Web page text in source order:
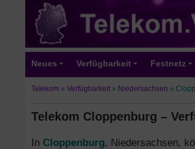
Neues Verfügbarkeit Festnetz
Telekom » Verfügbarkeit » Niedersachsen »
Telekom Cloppenburg –
In Cloppenburg, Niedersachsen,